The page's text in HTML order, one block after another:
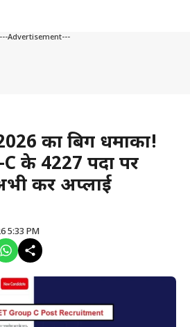
---Advertisement---
का बिग धमाका!
C के 4227 पदों पर
करें अप्लाई
5:33 PM